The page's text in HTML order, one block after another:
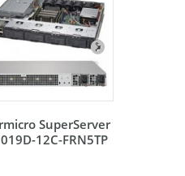
SuperServer
12C-FRN5TP